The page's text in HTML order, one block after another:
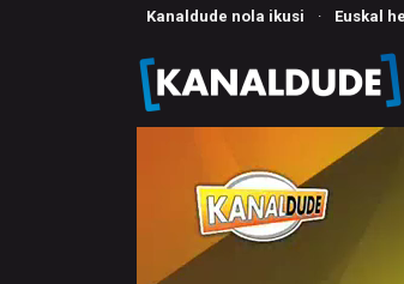
Kanaldude nola ikusi · Euskal